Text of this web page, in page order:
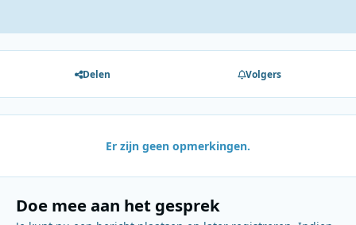
Delen Volgers
Er zijn geen opmerkingen.
Doe mee aan het gesprek